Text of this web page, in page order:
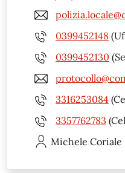
0399452148
0399452130
3316253084
3357762783
Michele Coriale